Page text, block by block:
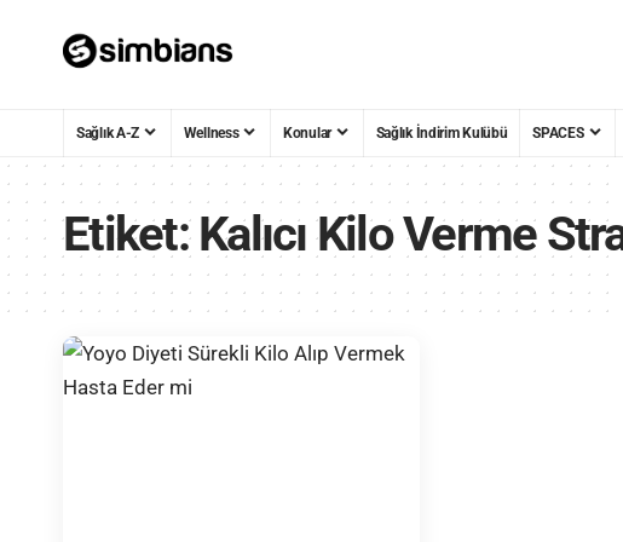
Sağlık A-Z Wellness Konular Sağlık İndirim Kulübü SPACES
Etiket:Kalıcı Kilo Verme